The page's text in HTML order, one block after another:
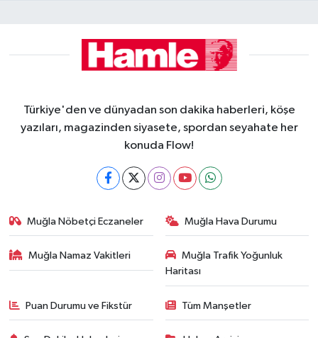
Türkiye'den ve dünyadan son dakika haberleri, köşe
yazıları, magazinden siyasete, spordan seyahate her
konuda Flow!
Muğla Nöbetçi Eczaneler Muğla Hava Durumu
Muğla Namaz Vakitleri
Muğla Trafik Yoğunluk
Haritası
Puan Durumu ve Fikstür Tüm Manşetler